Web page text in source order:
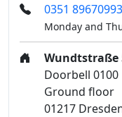
0351 89670993
Monday and
Wundtstraße
Doorbell 0100
Ground floor
01217